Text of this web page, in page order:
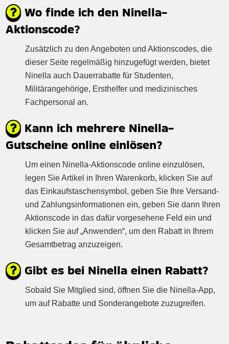
Wo finde ich den Ninella-
Aktionscode?
Zusätzlich zu den Angeboten und Aktionscodes, die
dieser Seite regelmäßig hinzugefügt werden, bietet
Ninella auch Dauerrabatte für Studenten,
Militärangehörige, Ersthelfer und medizinisches
Fachpersonal an.
Kann ich mehrere Ninella-
Gutscheine online einlösen?
Um einen Ninella-Aktionscode online einzulösen,
legen Sie Artikel in Ihren Warenkorb, klicken Sie auf
das Einkaufstaschensymbol, geben Sie Ihre Versand-
und Zahlungsinformationen ein, geben Sie dann Ihren
Aktionscode in das dafür vorgesehene Feld ein und
klicken Sie auf „Anwenden“, um den Rabatt in Ihrem
Gesamtbetrag anzuzeigen.
Gibt es bei Ninella einen Rabatt?
Sobald Sie Mitglied sind, öffnen Sie die Ninella-App,
um auf Rabatte und Sonderangebote zuzugreifen.